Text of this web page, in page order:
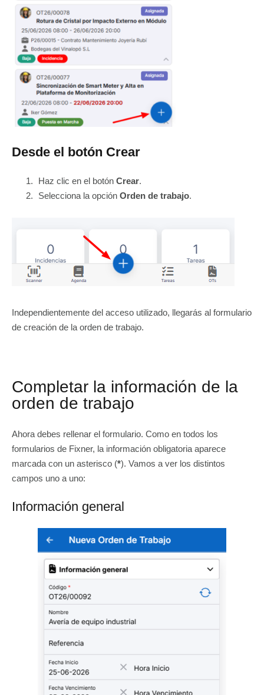
Desde el botón Crear
Haz clic en el botón Crear.
Selecciona la opción Orden de trabajo.
Independientemente del acceso utilizado, llegarás al formulario
de creación de la orden de trabajo.
Completar la información de la
orden de trabajo
Ahora debes rellenar el formulario. Como en todos los
formularios de Fixner, la información obligatoria aparece
marcada con un asterisco (*). Vamos a ver los distintos
campos uno a uno:
Información general